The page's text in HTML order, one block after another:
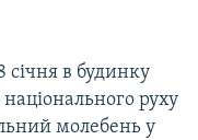
січня в будинку
руху
молебень у